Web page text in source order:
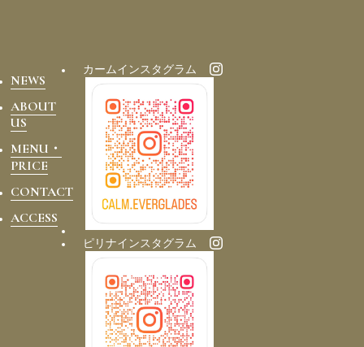
NEWS
ABOUT
US
MENU・
PRICE
CONTACT
ACCESS
カームインスタグラム
ピリナインスタグラム